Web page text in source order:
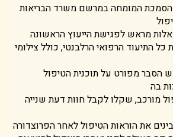
המומחה במרשם משרד הבריאות
מראש לפגישת הייעוץ הראשונה
התיעוד הרפואי הרלבנטי, כולל צילומי
הסבר מפורט על תוכנית הטיפול
בה
מורכב, שקלו לקבל חוות דעת שנייה
את הוראות הטיפול לאחר הפרוצדורה